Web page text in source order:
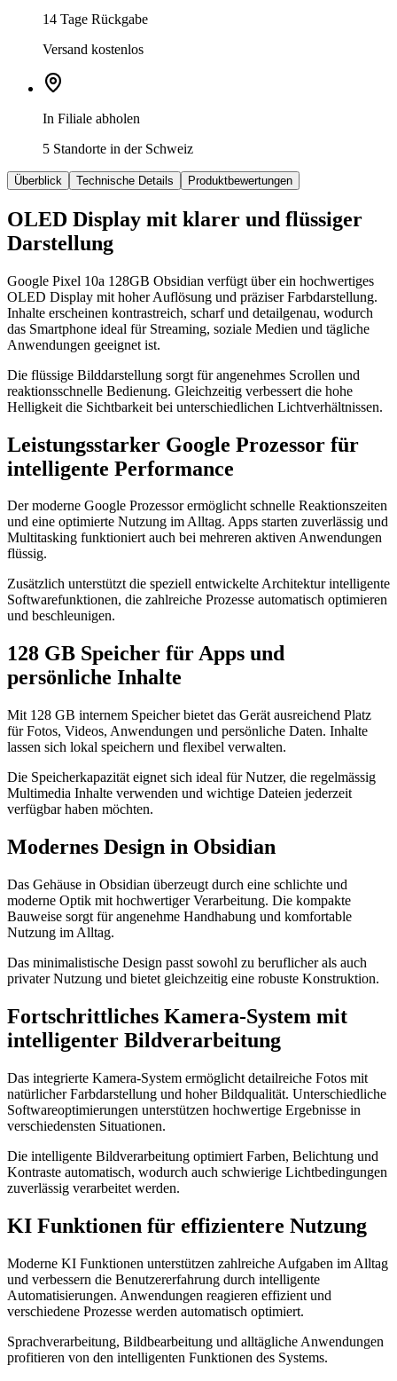
14 Tage Rückgabe
Versand kostenlos
In Filiale abholen
5 Standorte in der Schweiz
Überblick Technische Details Produktbewertungen
OLED Display mit klarer und flüssiger
Darstellung
Google Pixel 10a 128GB Obsidian verfügt über ein hochwertiges
OLED Display mit hoher Auflösung und präziser Farbdarstellung.
Inhalte erscheinen kontrastreich, scharf und detailgenau, wodurch
das Smartphone ideal für Streaming, soziale Medien und tägliche
Anwendungen geeignet ist.
Die flüssige Bilddarstellung sorgt für angenehmes Scrollen und
reaktionsschnelle Bedienung. Gleichzeitig verbessert die hohe
Helligkeit die Sichtbarkeit bei unterschiedlichen Lichtverhältnissen.
Leistungsstarker Google Prozessor für
intelligente Performance
Der moderne Google Prozessor ermöglicht schnelle Reaktionszeiten
und eine optimierte Nutzung im Alltag. Apps starten zuverlässig und
Multitasking funktioniert auch bei mehreren aktiven Anwendungen
flüssig.
Zusätzlich unterstützt die speziell entwickelte Architektur intelligente
Softwarefunktionen, die zahlreiche Prozesse automatisch optimieren
und beschleunigen.
128 GB Speicher für Apps und
persönliche Inhalte
Mit 128 GB internem Speicher bietet das Gerät ausreichend Platz
für Fotos, Videos, Anwendungen und persönliche Daten. Inhalte
lassen sich lokal speichern und flexibel verwalten.
Die Speicherkapazität eignet sich ideal für Nutzer, die regelmässig
Multimedia Inhalte verwenden und wichtige Dateien jederzeit
verfügbar haben möchten.
Modernes Design in Obsidian
Das Gehäuse in Obsidian überzeugt durch eine schlichte und
moderne Optik mit hochwertiger Verarbeitung. Die kompakte
Bauweise sorgt für angenehme Handhabung und komfortable
Nutzung im Alltag.
Das minimalistische Design passt sowohl zu beruflicher als auch
privater Nutzung und bietet gleichzeitig eine robuste Konstruktion.
Fortschrittliches Kamera-System mit
intelligenter Bildverarbeitung
Das integrierte Kamera-System ermöglicht detailreiche Fotos mit
natürlicher Farbdarstellung und hoher Bildqualität. Unterschiedliche
Softwareoptimierungen unterstützen hochwertige Ergebnisse in
verschiedensten Situationen.
Die intelligente Bildverarbeitung optimiert Farben, Belichtung und
Kontraste automatisch, wodurch auch schwierige Lichtbedingungen
zuverlässig verarbeitet werden.
KI Funktionen für effizientere Nutzung
Moderne KI Funktionen unterstützen zahlreiche Aufgaben im Alltag
und verbessern die Benutzererfahrung durch intelligente
Automatisierungen. Anwendungen reagieren effizient und
verschiedene Prozesse werden automatisch optimiert.
Sprachverarbeitung, Bildbearbeitung und alltägliche Anwendungen
profitieren von den intelligenten Funktionen des Systems.